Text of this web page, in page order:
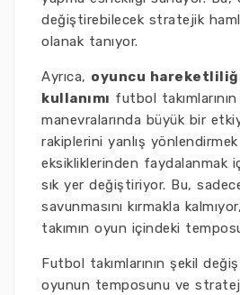
değiştirebilecek stratejik
olanak tanıyor.
Ayrıca, oyuncu
kullanımı futbol
manevralarında büyük bir
rakiplerini yanlış
eksikliklerinden faydalanmak
sık yer değiştiriyor. Bu,
savunmasını kırmakla
takımın oyun içindeki
Futbol takımlarının şekil
oyunun temposunu ve